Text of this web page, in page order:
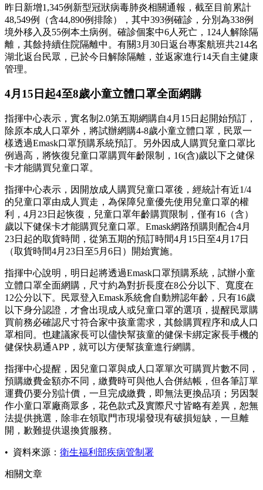
昨日新增1,345例新型冠狀病毒肺炎相關通報，截至目前累計
48,549例（含44,890例排除），其中393例確診，分別為338例
境外移入及55例本土病例。確診個案中6人死亡，124人解除隔
離，其餘持續住院隔離中。有關3月30日返台專案航班共214名
湖北返台民眾，已於今日解除隔離，並返家進行14天自主健康
管理。
4月15日起4至8歲小童立體口罩全面網購
指揮中心表示，實名制2.0第五期網購自4月15日起開始預訂，
除原本成人口罩外，將試辦網購4-8歲小童立體口罩，民眾一
樣透過Emask口罩預購系統預訂。另外因成人購買兒童口罩比
例過高，將恢復兒童口罩購買年齡限制，16(含)歲以下之健保
卡才能購買兒童口罩。
指揮中心表示，因開放成人購買兒童口罩後，經統計有近1/4
的兒童口罩由成人買走，為保障兒童優先使用兒童口罩的權
利，4月23日起恢復，兒童口罩年齡購買限制，僅有16（含）
歲以下健保卡才能購買兒童口罩。Emask網路預購則配合4月
23日起的取貨時間，從第五期的預訂時間4月15日至4月17日
（取貨時間4月23日至5月6日）開始實施。
指揮中心說明，明日起將透過Emask口罩預購系統，試辦小童
立體口罩全面網購，尺寸約為對折長度在8公分以下、寬度在
12公分以下。民眾登入Emask系統會自動辨認年齡，只有16歲
以下身分認證，才會出現成人或兒童口罩的選項，提醒民眾購
買前務必確認尺寸符合家中孩童需求，其餘購買程序和成人口
罩相同。也建議家長可以儘快幫孩童的健保卡綁定家長手機的
健保快易通APP，就可以方便幫孩童進行網購。
指揮中心提醒，因兒童口罩與成人口罩單次可購買片數不同，
預購繳費金額亦不同，繳費時可與他人合併結帳，但各筆訂單
運費仍要分別計價，一旦完成繳費，即無法更換品項；另因製
作小童口罩廠商眾多，花色款式及實際尺寸皆略有差異，恕無
法提供挑選，除非在領取門市現場發現有破損短缺，一旦離
開，歉難提供退換貨服務。
• 資料來源： 衛生福利部疾病管制署
相關文章